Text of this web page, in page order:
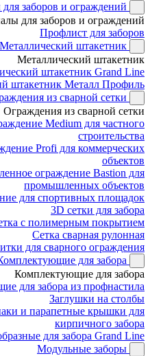
заборов и ограждений
для заборов и ограждений
Профлист для заборов
Металлический штакетник
Металлический штакетник
штакетник Grand Line
штакетник Металл Профиль
из сварной сетки
Ограждения из сварной сетки
Medium для частного
строительства
Profi для коммерческих
объектов
ограждение Bastion для
промышленных объектов
для спортивных площадок
3D сетки для забора
с полимерным покрытием
Сетка сварная рулонная
для сварного ограждения
для забора
Комплектующие для забора
для забора из профнастила
Заглушки на столбы
и парапетные крышки для
кирпичного забора
для забора Grand Line
Модульные заборы